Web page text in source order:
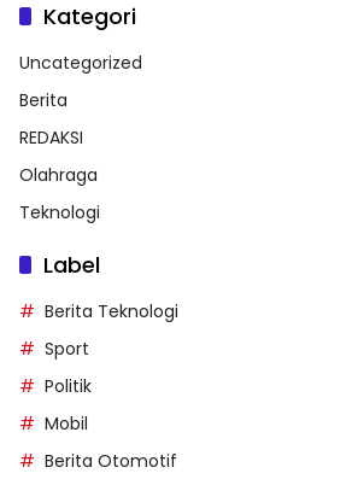
Kategori
Uncategorized
Berita
REDAKSI
Olahraga
Teknologi
Label
Berita Teknologi
Sport
Politik
Mobil
Berita Otomotif